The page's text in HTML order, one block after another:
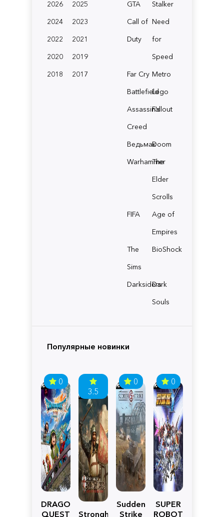
2026
2025
2024
2023
2022
2021
2020
2019
2018
2017
GTA
Stalker
Call of
Duty
Need
for
Speed
Far Cry Metro
BattlefieldLego
Assassin's
Creed
Fallout
ВедьмакDoom
Warhammer
The
Elder
Scrolls
FIFA
Age of
Empires
The
Sims
BioShock
Darksiders
Dark
Souls
Популярные новинки
0
DRAGON
QUEST
3.5
Stronghold
0
Sudden
Strike
0
SUPER
ROBOT